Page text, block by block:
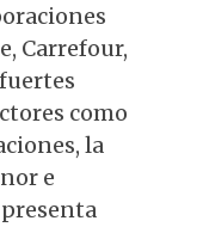
Carrefour,
como
la
e